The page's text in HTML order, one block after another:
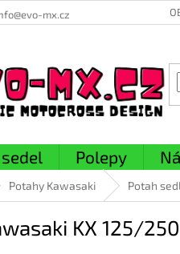
mx.cz
Polepy
Potahy Kawasaki Potah
KX 125/